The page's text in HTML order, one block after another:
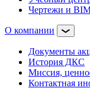
Чертежи и
О компании
Документы
История ДКС
Миссия,
Контактная